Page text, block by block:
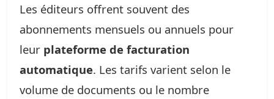
Les éditeurs offrent souvent des
abonnements mensuels ou annuels pour
leur plateforme de facturation
automatique. Les tarifs varient selon le
volume de documents ou le nombre